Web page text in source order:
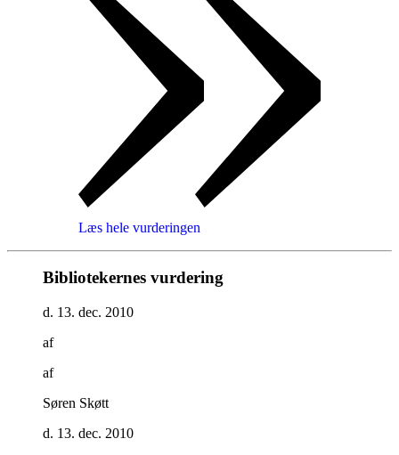
Læs hele vurderingen
Bibliotekernes vurdering
d. 13. dec. 2010
af
af
Søren Skøtt
d. 13. dec. 2010